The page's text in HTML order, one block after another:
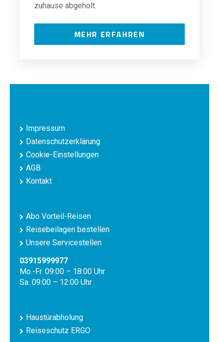
zuhause abgeholt.
MEHR ERFAHREN
Impressum
Datenschutzerklärung
Cookie-Einstellungen
AGB
Kontakt
Abo Vorteil-Reisen
Reisebeilagen bestellen
Unsere Servicestellen
03915999977
Mo.-Fr. 09:00 – 18:00 Uhr
Sa. 09:00 – 12:00 Uhr
Haustürabholung
Reiseschutz ERGO